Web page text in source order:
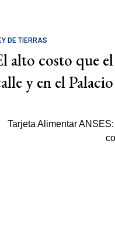
DE TIERRAS
alto costo que
y en el